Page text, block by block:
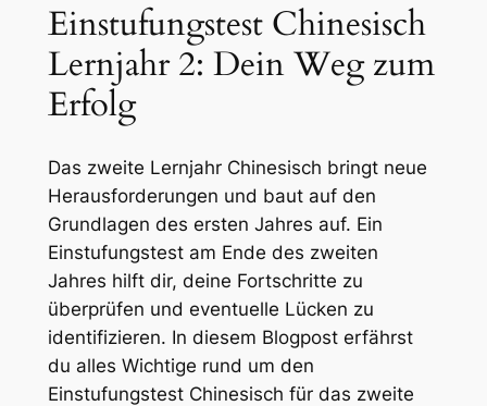
Einstufungstest Chinesisch
Lernjahr 2: Dein Weg zum
Erfolg
Das zweite Lernjahr Chinesisch bringt neue
Herausforderungen und baut auf den
Grundlagen des ersten Jahres auf. Ein
Einstufungstest am Ende des zweiten
Jahres hilft dir, deine Fortschritte zu
überprüfen und eventuelle Lücken zu
identifizieren. In diesem Blogpost erfährst
du alles Wichtige rund um den
Einstufungstest Chinesisch für das zweite